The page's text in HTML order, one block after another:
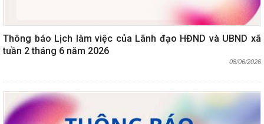
Thông báo Lịch làm việc của Lãnh đạo HĐND và UBND xã
tuần 2 tháng 6 năm 2026
08/06/2026